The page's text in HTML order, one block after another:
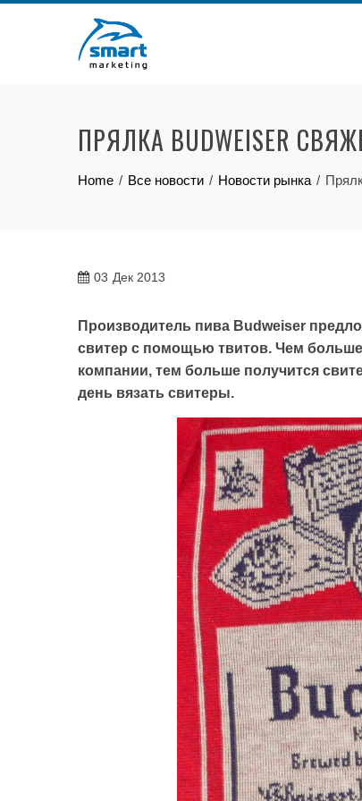
ПРЯЛКА BUDWEISER
Home Все новости Новости рынка
03 Дек 2013
Производитель пива Budweiser
свитер с помощью твитов. Чем больше
компании, тем больше получится
день вязать cвитеры.